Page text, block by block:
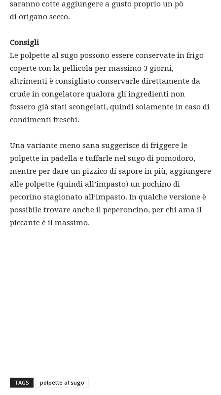
saranno cotte aggiungere a gusto proprio un pò
di origano secco.
Consigli
Le polpette al sugo possono essere conservate in frigo
coperte con la pellicola per massimo 3 giorni,
altrimenti è consigliato conservarle direttamente da
crude in congelatore qualora gli ingredienti non
fossero già stati scongelati, quindi solamente in caso di
condimenti freschi.
Una variante meno sana suggerisce di friggere le
polpette in padella e tuffarle nel sugo di pomodoro,
mentre per dare un pizzico di sapore in più, aggiungere
alle polpette (quindi all’impasto) un pochino di
pecorino stagionato all’impasto. In qualche versione è
possibile trovare anche il peperoncino, per chi ama il
piccante è il massimo.
TAGS polpette al sugo